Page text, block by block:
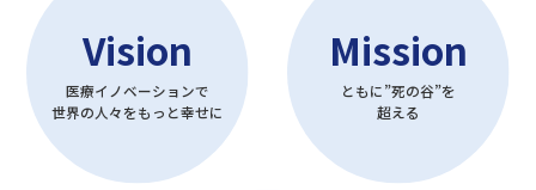
Vision
医療イノベーションで
世界の人々をもっと幸せに
Mission
ともに”死の谷”を
超える